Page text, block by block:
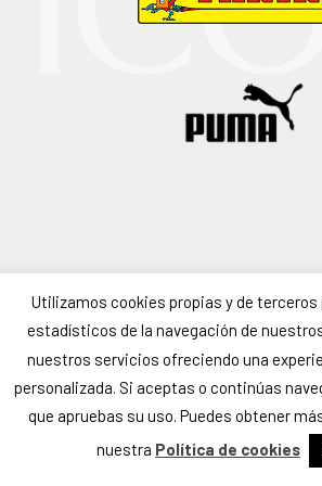
© ICON MGM & MK RIGHTS ·
Utilizamos cookies propias y de
estadísticos de la navegación de
nuestros servicios ofreciendo una
personalizada. Si aceptas o continúas
que apruebas su uso. Puedes obtener
nuestra Política de cookies